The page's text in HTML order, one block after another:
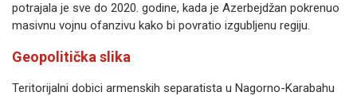
potrajala je sve do 2020. godine, kada je Azerbejdžan pokrenuo
masivnu vojnu ofanzivu kako bi povratio izgubljenu regiju.
Geopolitička slika
Teritorijalni dobici armenskih separatista u Nagorno-Karabahu